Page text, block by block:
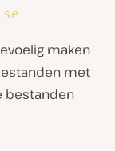
maken
met
bestanden